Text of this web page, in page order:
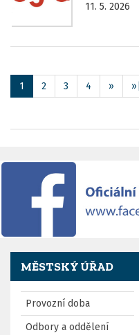
11. 5. 2026
1 2 3 4 » »|
MĚSTSKÝ ÚŘAD
Provozní doba
Odbory a oddělení